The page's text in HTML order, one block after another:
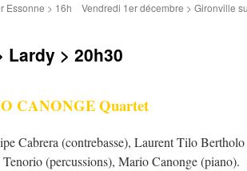
Essonne > 16h
Vendredi 1er décembre > Gironville
Lardy > 20h30
CANONGE Quartet
Cabrera (contrebasse), Laurent Tilo
(percussions), Mario Canonge (piano).